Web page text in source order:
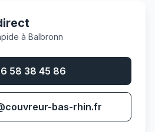
à Balbronn
58 38 45 86
bas-rhin.fr